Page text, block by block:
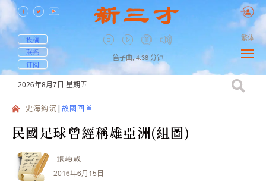
投稿
联系
订阅
笛子曲, 4:38 分钟
繁体
2026年8月7日 星期五
史海鈎沉 故國回首
民國足球曾經稱雄亞洲(組圖)
張均威
2016年6月15日